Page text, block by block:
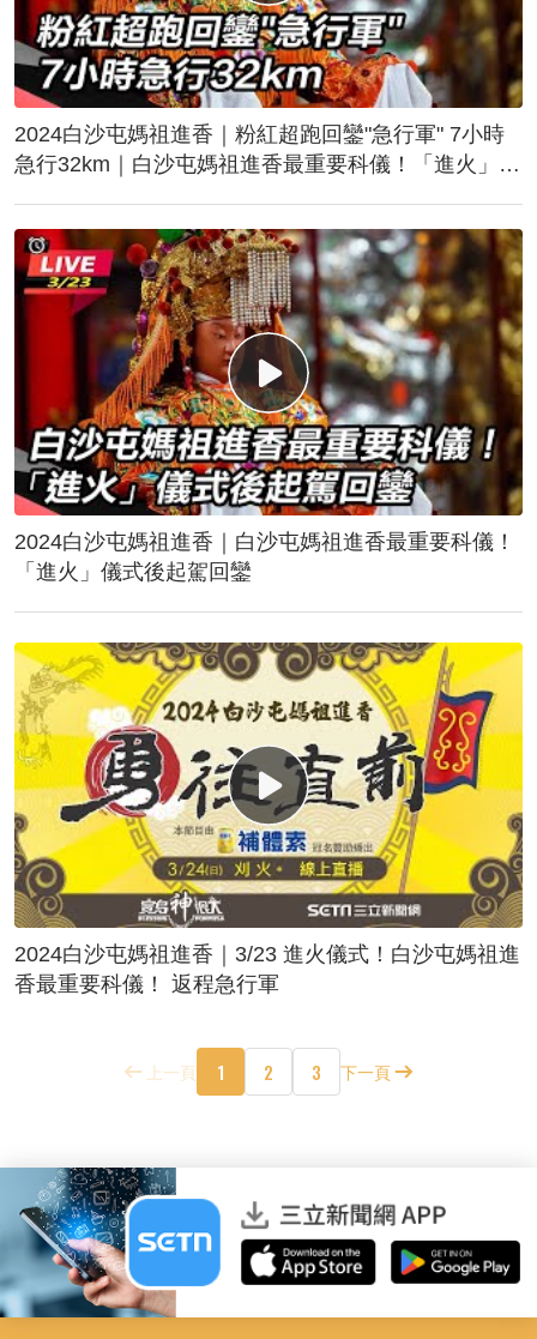
2024白沙屯媽祖進香｜粉紅超跑回鑾"急行軍" 7小時
急行32km｜白沙屯媽祖進香最重要科儀！「進火」儀
2024白沙屯媽祖進香｜白沙屯媽祖進香最重要科儀！
「進火」儀式後起駕回鑾
2024白沙屯媽祖進香｜3/23 進火儀式！白沙屯媽祖進
香最重要科儀！ 返程急行軍
上一頁 1 2 3 下一頁